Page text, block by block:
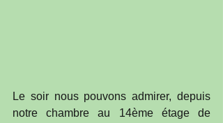
Le soir nous pouvons admirer, depuis
notre chambre au 14ème étage de